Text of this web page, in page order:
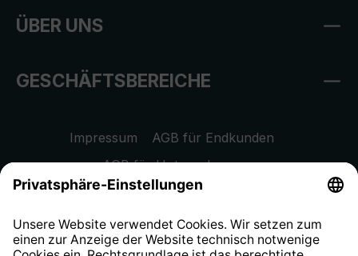
ÜBER UNS
GESCHÄFTSBEREICHE
Impressum
AGB für Endkunden
AGB für Unternehmen
Datenschutzhinweis
Widerrufsrecht
Hinweisgeberschutzsystem